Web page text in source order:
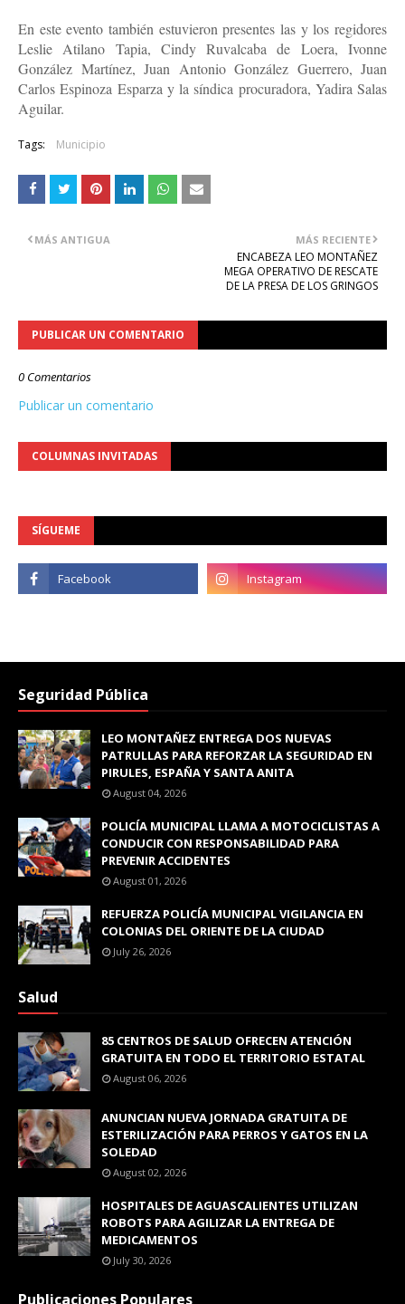
En este evento también estuvieron presentes las y los regidores
Leslie Atilano Tapia, Cindy Ruvalcaba de Loera, Ivonne
González Martínez, Juan Antonio González Guerrero, Juan
Carlos Espinoza Esparza y la síndica procuradora, Yadira Salas
Aguilar.
Tags: Municipio
MÁS RECIENTE
ENCABEZA LEO MONTAÑEZ
MEGA OPERATIVO DE RESCATE
DE LA PRESA DE LOS GRINGOS
MÁS ANTIGUA
PUBLICAR UN COMENTARIO
0 Comentarios
Publicar un comentario
COLUMNAS INVITADAS
SÍGUEME
Seguridad Pública
LEO MONTAÑEZ ENTREGA DOS NUEVAS
PATRULLAS PARA REFORZAR LA SEGURIDAD EN
PIRULES, ESPAÑA Y SANTA ANITA
August 04, 2026
POLICÍA MUNICIPAL LLAMA A MOTOCICLISTAS A
CONDUCIR CON RESPONSABILIDAD PARA
PREVENIR ACCIDENTES
August 01, 2026
REFUERZA POLICÍA MUNICIPAL VIGILANCIA EN
COLONIAS DEL ORIENTE DE LA CIUDAD
July 26, 2026
Salud
85 CENTROS DE SALUD OFRECEN ATENCIÓN
GRATUITA EN TODO EL TERRITORIO ESTATAL
August 06, 2026
ANUNCIAN NUEVA JORNADA GRATUITA DE
ESTERILIZACIÓN PARA PERROS Y GATOS EN LA
SOLEDAD
August 02, 2026
HOSPITALES DE AGUASCALIENTES UTILIZAN
ROBOTS PARA AGILIZAR LA ENTREGA DE
MEDICAMENTOS
July 30, 2026
Publicaciones Populares